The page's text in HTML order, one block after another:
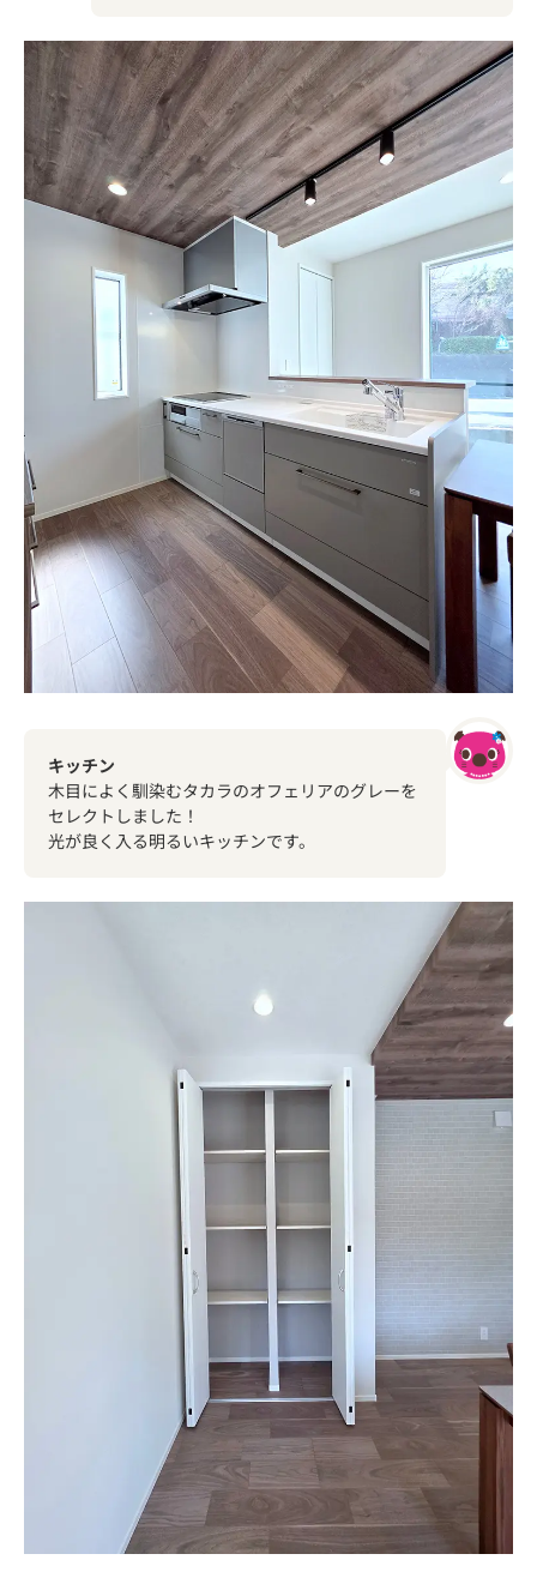
キッチン
木目によく馴染むタカラのオフェリアのグレーを
セレクトしました！
光が良く入る明るいキッチンです。